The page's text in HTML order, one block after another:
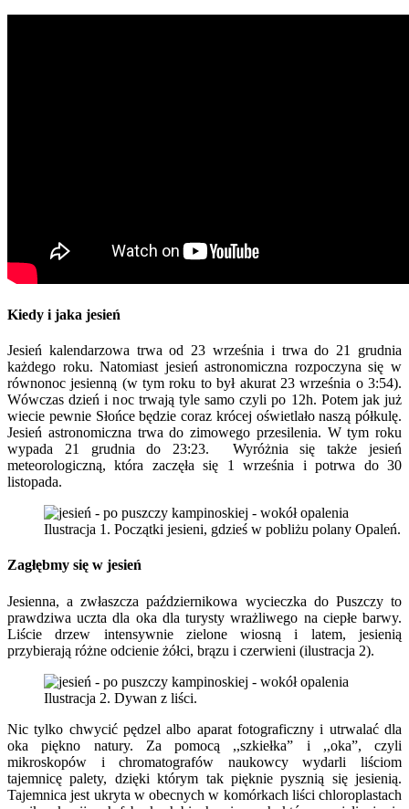
Kiedy i jaka jesień
Jesień kalendarzowa trwa od 23 września i trwa do 21 grudnia
każdego roku. Natomiast jesień astronomiczna rozpoczyna się w
równonoc jesienną (w tym roku to był akurat 23 września o 3:54).
Wówczas dzień i noc trwają tyle samo czyli po 12h. Potem jak już
wiecie pewnie Słońce będzie coraz krócej oświetlało naszą półkulę.
Jesień astronomiczna trwa do zimowego przesilenia. W tym roku
wypada 21 grudnia do 23:23. Wyróżnia się także jesień
meteorologiczną, która zaczęła się 1 września i potrwa do 30
listopada.
Ilustracja 1. Początki jesieni, gdzieś w pobliżu polany Opaleń.
Zagłębmy się w jesień
Jesienna, a zwłaszcza październikowa wycieczka do Puszczy to
prawdziwa uczta dla oka dla turysty wrażliwego na ciepłe barwy.
Liście drzew intensywnie zielone wiosną i latem, jesienią
przybierają różne odcienie żółci, brązu i czerwieni (ilustracja 2).
Ilustracja 2. Dywan z liści.
Nic tylko chwycić pędzel albo aparat fotograficzny i utrwalać dla
oka piękno natury. Za pomocą ,,szkiełka” i ,,oka”, czyli
mikroskopów i chromatografów naukowcy wydarli liściom
tajemnicę palety, dzięki którym tak pięknie pysznią się jesienią.
Tajemnica jest ukryta w obecnych w komórkach liści chloroplastach